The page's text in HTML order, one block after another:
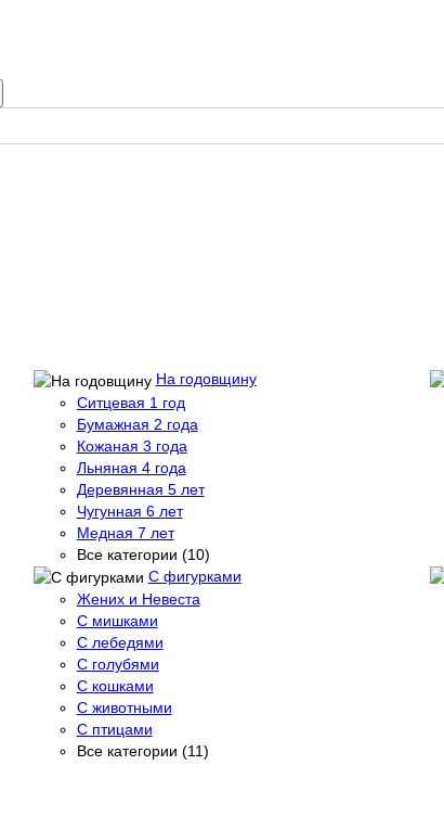
На годовщину
Ситцевая 1 год
Бумажная 2 года
Кожаная 3 года
Льняная 4 года
Деревянная 5 лет
Чугунная 6 лет
Медная 7 лет
Все категории (10)
С фигурками
Жених и Невеста
С мишками
С лебедями
С голубями
С кошками
С животными
С птицами
Все категории (11)